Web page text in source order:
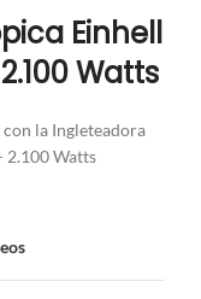
Einhell
Watts
la Ingleteadora
2.100 Watts